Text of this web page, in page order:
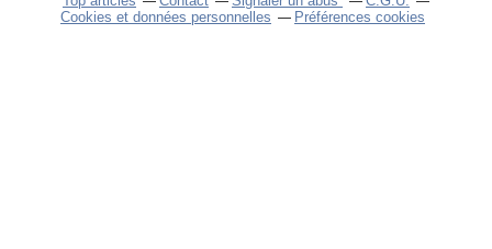
Cookies et données personnelles
Préférences cookies